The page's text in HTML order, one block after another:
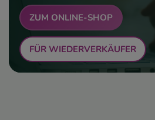
ZUM ONLINE-SHOP
FÜR WIEDERVERKÄUFER